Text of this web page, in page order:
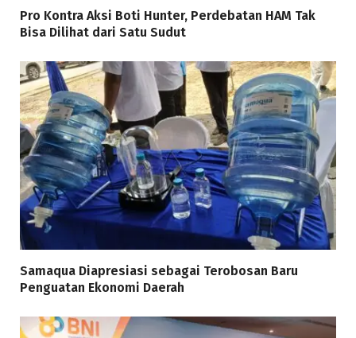
Pro Kontra Aksi Boti Hunter, Perdebatan HAM Tak
Bisa Dilihat dari Satu Sudut
Samaqua Diapresiasi sebagai Terobosan Baru
Penguatan Ekonomi Daerah